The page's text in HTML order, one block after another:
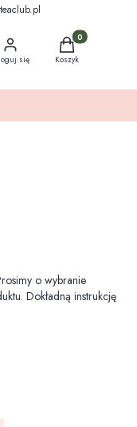
się
Produkty w
Koszyk
o wybranie
Dokładną instrukcję